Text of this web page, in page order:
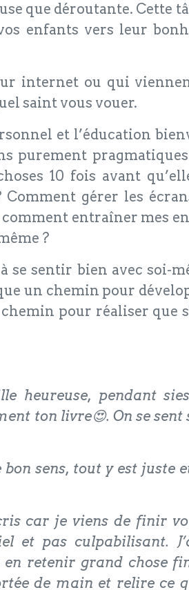
que déroutante. Cette
enfants vers leur
internet ou qui
saint vous vouer.
et l’éducation
purement
10 fois avant
gérer les
entraîner mes
?
se sentir bien avec soi-
un chemin pour
pour réaliser que
heureuse, pendant
ton livre😍. On se
sens, tout y est juste
car je viens de finir
et pas culpabilisant.
en retenir grand chose
de main et relire ce